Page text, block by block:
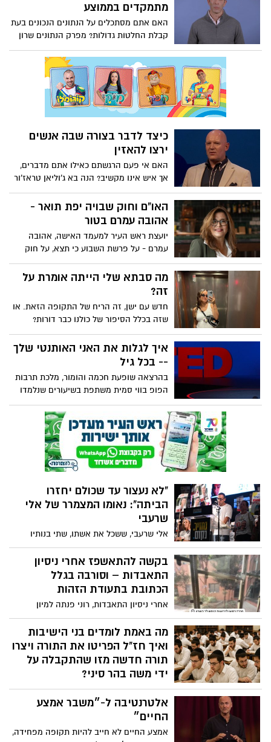
דקות ביום, פשוט להיות מודעים ולחוות את
הרגע הנוכחי (אין צורך בקטורת ובישיבה על
הרצפה בתנוחות משונות).
מתמקדים בממוצע
האם אתם מסתכלים על הנתונים הנכונים בעת
קבלת החלטות גדולות? מפרק הנתונים שרון
זיקרמן מאתגר את ההסתמכות שלנו על
ממוצעים, ומראה כיצד הם יכולים להטעות -
במיוחד ברגעים משני חיים. על ידי חשיבה
מחודשת על האופן שבו אנו מפרשים נתונים,
הוא חושף גישה חכמה יותר להערכת סיכונים
וביצוע בחירות טובות יותר.
כיצד לדבר בצורה שבה אנשים
ירצו להאזין
האם אי פעם הרגשתם כאילו אתם מדברים,
אך איש אינו מקשיב? הנה בא ג'וליאן טראז'ור
לעזור. בהרצאה המועילה הזו, המומחה לצליל
מדגים את מה שניתן לעשות בכדי לדבר דיבור
חזק החל מכמה תרגילי קול יעילים וכלה
שאולי תעזור לעולם להישמע נפלא יותר.
האו"ם וחוק שבויה יפת תואר -
אהובה עמרם בטור
יועצת ראש העיר למעמד האישה, אהובה
עמרם - על פרשת השבוע כי תצא, על חוק
שבויה יפת תואר והקשר להחלטות האו"ם
האחרונות
מה סבתא שלי הייתה אומרת על
זה?
חדש עם ישן, זה הריח של התקופה הזאת. או
שזה בכלל הסיפור של כולנו כבר דורות?
איך לגלות את האני האותנטי שלך
-- בכל גיל
בהרצאה שופעת חכמה והומור, מלכת תרבות
הפופ בווי סמית משתפת בשיעורים שנלמדו
בדרך הקשה, על אותנטיות, ביטחון, הצלחה
בוגרת ולמה, אם תעשו את העבודה, "החיים
טובים יותר מאוחר יותר".
"לא נעצור עד שכולם יחזרו
הביתה": נאומו המצמרר של אלי
שרעבי
אלי שרעבי, ששכל את אשתו, שתי בנותיו
וגופת אחיו שנמצאת עדין בשבי, נשא דברים
נוקבים בכיכר: "אני עומד כאן כאלמן, אב
שכול, אזרח – ולא אנוח עד שהאחרון מבין
החטופים ישוב. זה לא עניין פוליטי, זו שאלה
אנשיה".
בקשה להתאשפז אחרי ניסיון
התאבדות – וסורבה בגלל
הכתובת בתעודת הזהות
אחרי ניסיון התאבדות, רוני פנתה למיון
פסיכיאטרי בלב השרון בבקשה להשגחה – אך
סורבה בשל כתובת מגורים. היא נשלחה
בחזרה למוסד שבו חוותה פגיעות מיניות, כי
"כך קובעים הנהלים". כך היא כותבת בפוסט
מה באמת לומדים בני הישיבות
ואיך חז"ל הפריטו את התורה ויצרו
תורה חדשה מזו שהתקבלה על
ידי משה בהר סיני?
חז"ל הפריטו את התורה, שינו אותה, פסקו
אין ספור חוקים חדשים שקיומם או אי קיומם
עושים את כל ההבדל בין מי שמוגדרים
כחילונים, דתיים או חרדים. באיזו זכות הם
שינו את התורה? הרי שמשה רבנו שהביא את
אלטרנטיבה ל-״משבר אמצע
החיים״
אמצע החיים לא חייב להיות תקופה מפחידה,